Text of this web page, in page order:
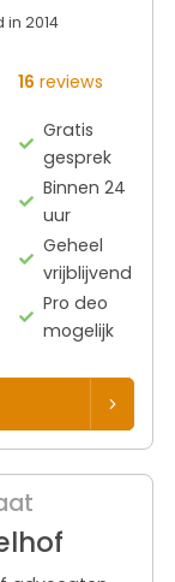
2014
16 reviews
Gratis
gesprek
Binnen 24
uur
Geheel
vrijblijvend
Pro deo
mogelijk